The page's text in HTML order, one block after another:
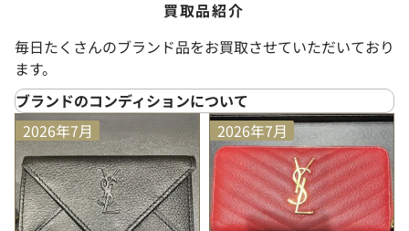
買取品紹介
毎日たくさんのブランド品をお買取させていただいており
ます。
ブランドのコンディションについて
SS（新品未使用）
プライスタグや化粧箱などが付属しており、未使用品
と判断できる大変状態の良い商品
S （未使用に近い）
使用された形跡がほとんど見られない大変状態の良い
2026年7月 2026年7月